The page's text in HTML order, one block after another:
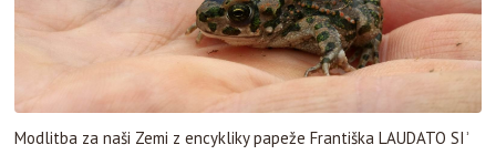
Modlitba za naši Zemi z encykliky papeže Františka LAUDATO SIʾ